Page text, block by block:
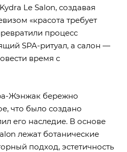
Le Salon, создавая
«красота требует
процесс
SPA-ритуал, а салон —
время с
Жэнжак бережно
что было создано
его наследие. В основе
лежат ботанические
подход, эстетичность